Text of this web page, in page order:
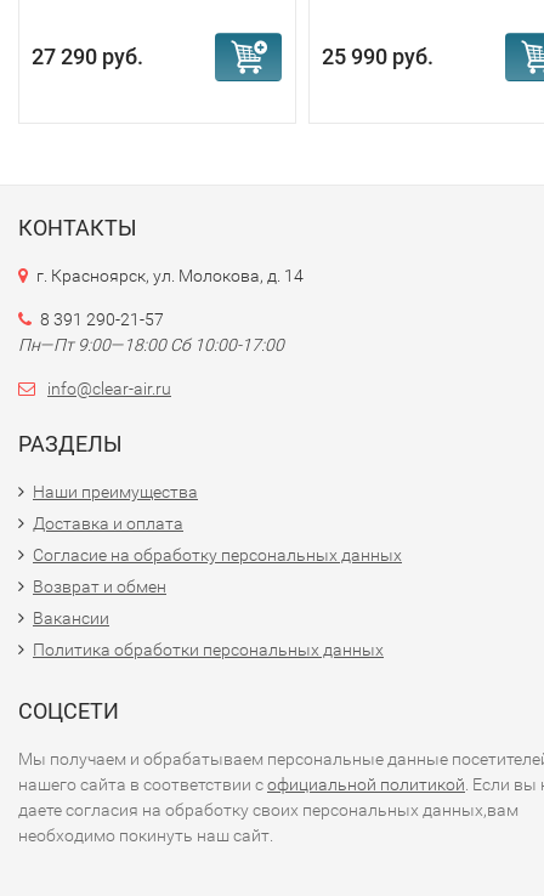
27 290 руб. 25 990 руб.
КОНТАКТЫ
г. Красноярск, ул. Молокова, д. 14
8 391 290-21-57
Пн—Пт 9:00—18:00 Сб 10:00-17:00
info@clear-air.ru
РАЗДЕЛЫ
Наши преимущества
Доставка и оплата
Согласие на обработку персональных данных
Возврат и обмен
Вакансии
Политика обработки персональных данных
СОЦСЕТИ
Мы получаем и обрабатываем персональные данные
нашего сайта в соответствии софициальной политикой . Если вы
даете согласия на обработку своих персональных данных,вам
необходимо покинуть наш сайт.